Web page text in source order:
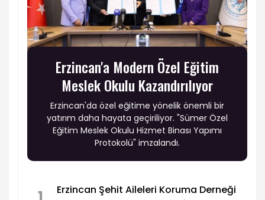
Erzincan'a Modern Özel Eğitim
Meslek Okulu Kazandırılıyor
Erzincan'da özel eğitime yönelik önemli bir
yatırım daha hayata geçiriliyor. "Sümer Özel
Eğitim Meslek Okulu Hizmet Binası Yapımı
Protokolü" imzalandı.
Erzincan Şehit Aileleri Koruma Derneği